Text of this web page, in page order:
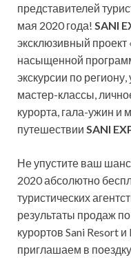
представителей
мая 2020 года! SANI
эксклюзивный проект
насыщенной
экскурсии по
мастер-классы,
курорта, гала-ужин и
путешествии SANI
Не упустите ваш шанс
2020 абсолютно
туристических
результаты продаж
курортов Sani Resort
приглашаем в